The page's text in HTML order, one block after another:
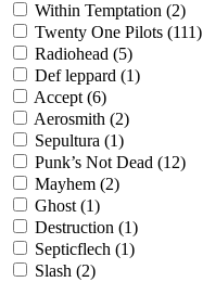
Within Temptation (2)
Twenty One Pilots (111)
Radiohead (5)
Def leppard (1)
Accept(6)
Aerosmith (2)
Sepultura (1)
Punk’s Not Dead (12)
Mayhem (2)
Ghost(1)
Destruction (1)
Septicflech (1)
Slash (2)